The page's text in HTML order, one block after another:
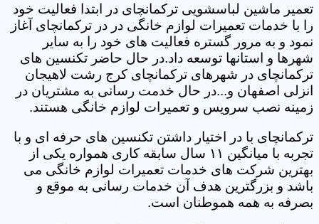
تعمیر ماشین لباسشویی ترکمانچای در ابتدا فعالیت خود
را با خدمات تعمیرات لوازم خانگی در در ترکمانچای آغاز
نمود و به مرور گستره فعالیت های خود را به سایر
شهرها و استانها توسعه داد.در حال حاضر تکنسین های
ترکمانچای در شهرهای ترکمانچای کرج رشت لاهیجان
انزلی اصفهان و...در حال خدمت رسانی به مشتریان در
زمینه نصب سرویس و تعمیرات لوازم خانگی هستند.
ترکمانچای با در اختیار داشتن تکنسین های حرفه ای و با
تجربه با میانگین ۱۱ سال سابقه کاری همواره یکی از
بهترین شرکت های خدمات تعمیرات لوازم خانگی می
باشد و بزرگترین هدف آن خدمات رسانی به موقع و
بصرفه به همه هموطنان است.